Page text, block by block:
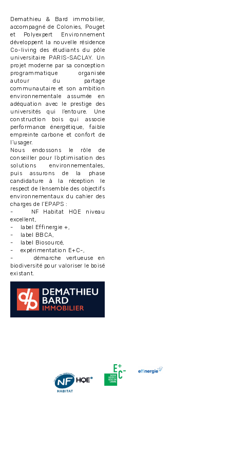
Demathieu & Bard immobilier,
accompagné de Colonies, Pouget
et Polyexpert Environnement
développent la nouvelle résidence
Co-living des étudiants du pôle
universitaire PARIS-SACLAY. Un
projet moderne par sa conception
programmatique organisée
autour du partage
communautaire et son ambition
environnementale assumée en
adéquation avec le prestige des
universités qui l’entoure. Une
construction bois qui associe
performance énergétique, faible
empreinte carbone et confort de
l’usager.
Nous endossons le rôle de
conseiller pour l’optimisation des
solutions environnementales,
puis assurons de la phase
candidature à la réception le
respect de l’ensemble des objectifs
environnementaux du cahier des
charges de l’EPAPS :
- NF Habitat HQE niveau
excellent,
- label Effinergie +,
- label BBCA,
- label Biosourcé,
- expérimentation E+C-,
- démarche vertueuse en
biodiversité pour valoriser le boisé
existant.
Image Image